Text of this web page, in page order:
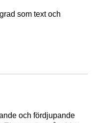
som text och
och fördjupande